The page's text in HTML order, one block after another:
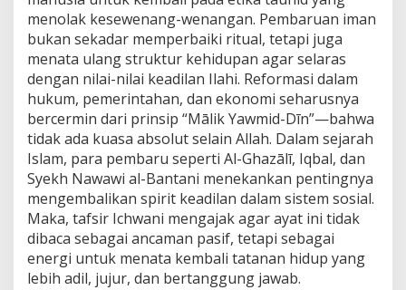
menolak kesewenang-wenangan. Pembaruan iman
bukan sekadar memperbaiki ritual, tetapi juga
menata ulang struktur kehidupan agar selaras
dengan nilai-nilai keadilan Ilahi. Reformasi dalam
hukum, pemerintahan, dan ekonomi seharusnya
bercermin dari prinsip “Mālik Yawmid-Dīn”—bahwa
tidak ada kuasa absolut selain Allah. Dalam sejarah
Islam, para pembaru seperti Al-Ghazālī, Iqbal, dan
Syekh Nawawi al-Bantani menekankan pentingnya
mengembalikan spirit keadilan dalam sistem sosial.
Maka, tafsir Ichwani mengajak agar ayat ini tidak
dibaca sebagai ancaman pasif, tetapi sebagai
energi untuk menata kembali tatanan hidup yang
lebih adil, jujur, dan bertanggung jawab.